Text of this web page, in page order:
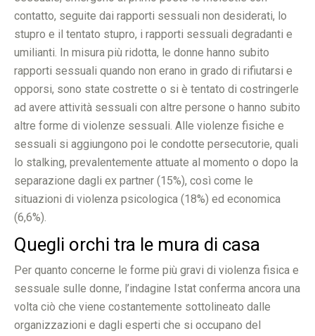
contatto, seguite dai rapporti sessuali non desiderati, lo
stupro e il tentato stupro, i rapporti sessuali degradanti e
umilianti. In misura più ridotta, le donne hanno subito
rapporti sessuali quando non erano in grado di rifiutarsi e
opporsi, sono state costrette o si è tentato di costringerle
ad avere attività sessuali con altre persone o hanno subito
altre forme di violenze sessuali. Alle violenze fisiche e
sessuali si aggiungono poi le condotte persecutorie, quali
lo stalking, prevalentemente attuate al momento o dopo la
separazione dagli ex partner (15%), così come le
situazioni di violenza psicologica (18%) ed economica
(6,6%).
Quegli orchi tra le mura di casa
Per quanto concerne le forme più gravi di violenza fisica e
sessuale sulle donne, l’indagine Istat conferma ancora una
volta ciò che viene costantemente sottolineato dalle
organizzazioni e dagli esperti che si occupano del